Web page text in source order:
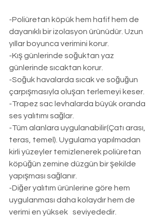
-Poliüretan köpük hem hafif hem de
dayanıklı bir izolasyon ürünüdür. Uzun
yıllar boyunca verimini korur.
-Kış günlerinde soğuktan yaz
günlerinde sıcaktan korur.
-Soğuk havalarda sıcak ve soğuğun
çarpışmasıyla oluşan terlemeyi keser.
-Trapez sac levhalarda büyük oranda
ses yalıtımı sağlar.
-Tüm alanlara uygulanabilir(Çatı arası,
teras, temel). Uygulama yapılmadan
kirli yüzeyler temizlenerek poliüretan
köpüğün zemine düzgün bir şekilde
yapışması sağlanır.
-Diğer yalıtım ürünlerine göre hem
uygulanması daha kolaydır hem de
verimi en yüksek   seviyededir.